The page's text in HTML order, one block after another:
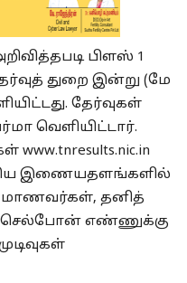
பிளஸ் 1
துறை இன்று (மே
தேர்வுகள்
வெளியிட்டார்.
ஆகிய இணையதளங்களில்
மாணவர்கள், தனித்
செல்போன் எண்ணுக்கு